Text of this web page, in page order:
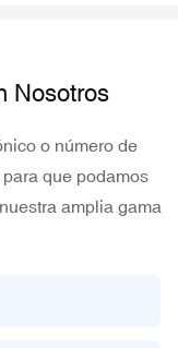
Nosotros
o número de
que podamos
amplia gama